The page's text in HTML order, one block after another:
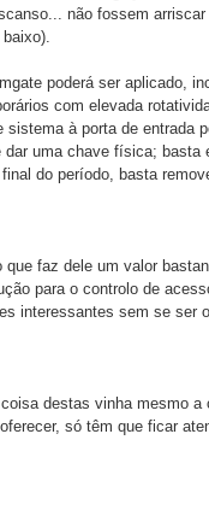
não fossem
poderá ser aplicado,
com elevada
à porta de entrada
uma chave física; basta
do período, basta
que faz dele um valor
para o controlo de
interessantes sem se ser
destas vinha mesmo a
só têm que ficar